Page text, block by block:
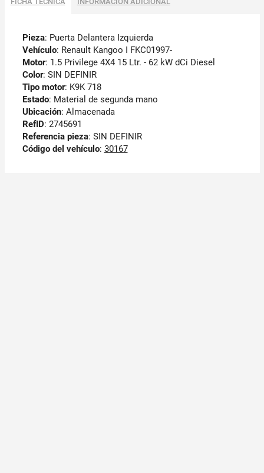
Pieza: Puerta Delantera Izquierda
Vehículo: Renault Kangoo I FKC01997-
Motor: 1.5 Privilege 4X4 15 Ltr. - 62 kW dCi Diesel
Color: SIN DEFINIR
Tipo motor: K9K 718
Estado: Material de segunda mano
Ubicación: Almacenada
RefID: 2745691
Referencia pieza: SIN DEFINIR
Código del vehículo: 30167